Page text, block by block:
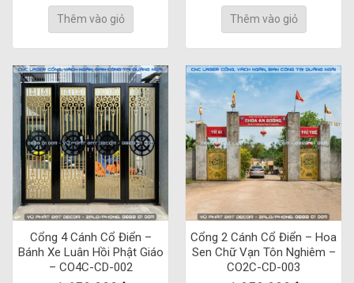
Thêm vào giỏ Thêm vào giỏ
Cổng 4 Cánh Cổ Điển –
Bánh Xe Luân Hồi Phật Giáo
– CO4C-CD-002
Cổng 2 Cánh Cổ Điển – Hoa
Sen Chữ Vạn Tôn Nghiêm –
CO2C-CD-003